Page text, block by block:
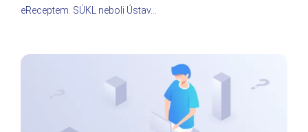
eReceptem. SÚKL neboli Ústav…